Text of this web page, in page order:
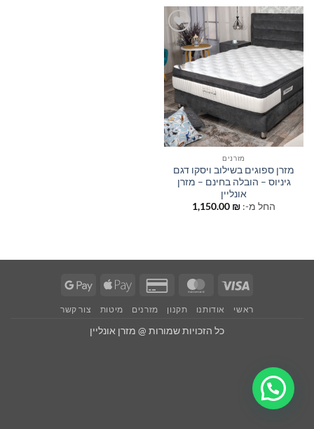
הוסף
למוצרים
שאהבתי
מזרנים
מזרן ספוגים בשילוב ויסקו דגם
גיניוס – הובלה בחינם – מזרן
אונליין
החל מ-:
1,150.00 ₪
Visa
MasterCard
Credit
2
Apple
Google
ראשי אודותנו תקנון מזרנים מיטות צור קשר
כל הזכויות שמורות @ מזרן אונליין